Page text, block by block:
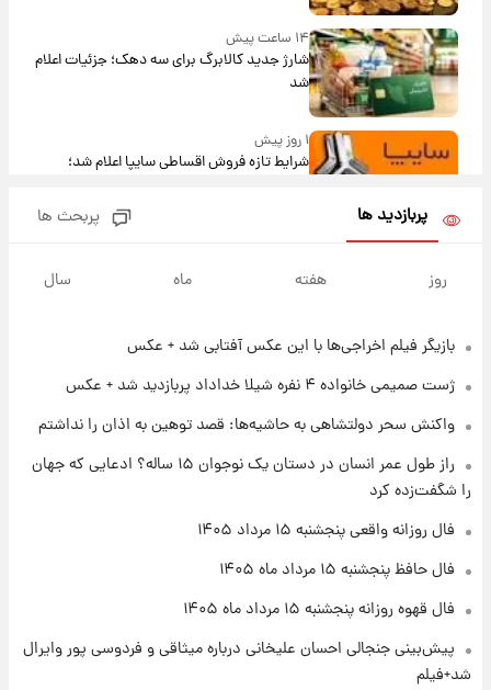
۱۴ ساعت پیش
شارژ جدید کالابرگ برای سه دهک؛ جزئیات اعلام
شد
۱ روز پیش
شرایط تازه فروش اقساطی سایپا اعلام شد؛
قیمت سکه و طلا فردا
۲۰ ساعت پیش
فال قهوه روزانه پنجشنبه ۱۵ مرداد ماه ۱۴۰۵
فال روزانه واقعی پنجشنبه ۱۵ مرداد ۱۴۰۵
۱ روز پیش
پربازدید ها پربحث ها
روز هفته ماه سال
بازیگر فیلم اخراجی‌ها با این عکس آفتابی شد + عکس
ژست صمیمی خانواده ۴ نفره شیلا خداداد پربازدید شد + عکس
واکنش سحر دولتشاهی به حاشیه‌ها: قصد توهین به اذان را نداشتم
راز طول عمر انسان در دستان یک نوجوان ۱۵ ساله؟ ادعایی که جهان
را شگفت‌زده کرد
فال روزانه واقعی پنجشنبه ۱۵ مرداد ۱۴۰۵
فال حافظ پنجشنبه ۱۵ مرداد ماه ۱۴۰۵
فال قهوه روزانه پنجشنبه ۱۵ مرداد ماه ۱۴۰۵
پیش‌بینی جنجالی احسان علیخانی درباره میثاقی و فردوسی پور وایرال
شد+فیلم